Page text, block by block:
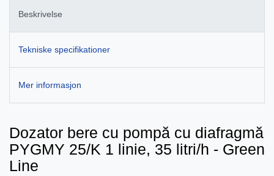
Beskrivelse
Tekniske specifikationer
Mer informasjon
Dozator bere cu pompă cu diafragmă
PYGMY 25/K 1 linie, 35 litri/h - Green
Line